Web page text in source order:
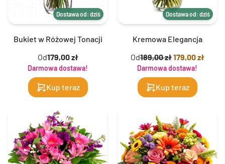
Dostawa od: dziś
Bukiet w Różowej Tonacji
Od179,00 zł
Darmowa dostawa!
Kup teraz
Dostawa od: dziś
Kremowa Elegancja
Od189,00 zł179,00 zł
Darmowa dostawa!
Kup teraz